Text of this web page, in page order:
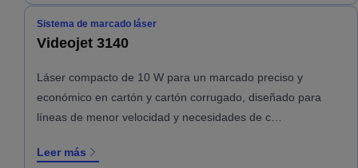
Sistema de marcado láser
Videojet 3140
Láser compacto de 10 W para un marcado preciso y
económico en cartón y cartón corrugado, diseñado para
líneas de menor velocidad y necesidades de c…
Leer más